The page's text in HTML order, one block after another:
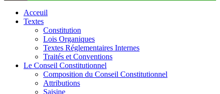
Acceuil
Textes
Constitution
Lois Organiques
Textes Réglementaires Internes
Traités et Conventions
Le Conseil Constitutionnel
Composition du Conseil Constitutionnel
Attributions
Saisine